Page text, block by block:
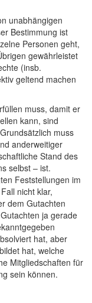
unabhängigen
Bestimmung ist
Personen geht,
gewährleistet
(insb.
geltend machen
muss, damit er
kann, sind
muss
anderweitiger
Stand des
selbst – ist.
Feststellungen im
nicht klar,
dem Gutachten
ja gerade
hat, aber
hat, welche
Mitgliedschaften für
sein können.